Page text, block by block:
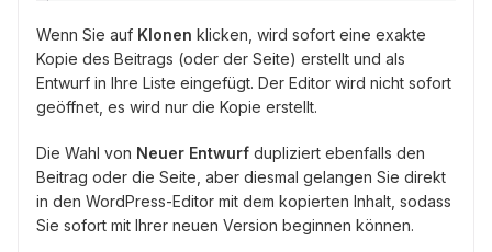
Wenn Sie auf Klonen klicken, wird sofort eine exakte
Kopie des Beitrags (oder der Seite) erstellt und als
Entwurf in Ihre Liste eingefügt. Der Editor wird nicht sofort
geöffnet, es wird nur die Kopie erstellt.
Die Wahl von Neuer Entwurf dupliziert ebenfalls den
Beitrag oder die Seite, aber diesmal gelangen Sie direkt
in den WordPress-Editor mit dem kopierten Inhalt, sodass
Sie sofort mit Ihrer neuen Version beginnen können.